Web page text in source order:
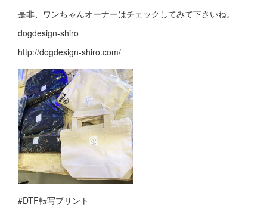
是非、ワンちゃんオーナーはチェックしてみて下さいね。
dogdesign-shiro
http://dogdesign-shiro.com/
#DTF転写プリント